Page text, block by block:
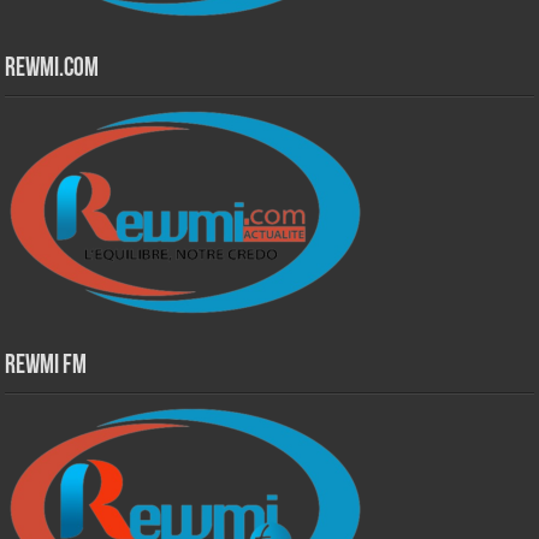
Rewmi.Com
Rewmi Fm